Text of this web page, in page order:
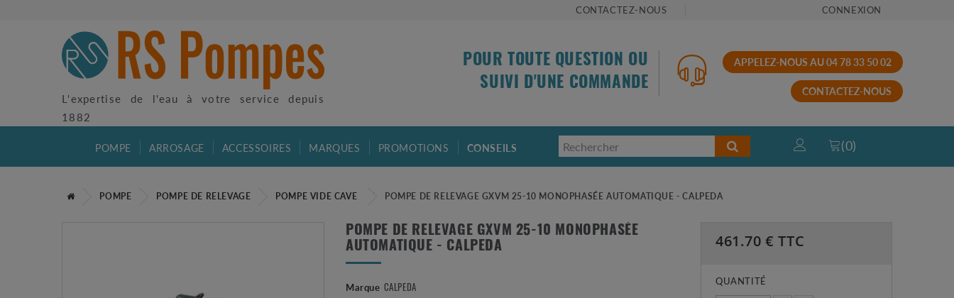
CONTACTEZ-NOUS CONNEXION
L'expertise de l'eau à votre service depuis
1882
POUR TOUTE QUESTION OU
SUIVI D'UNE COMMANDE
APPELEZ-NOUS AU 04 78 33 50 02
CONTACTEZ-NOUS
POMPE ARROSAGE ACCESSOIRES MARQUES PROMOTIONS CONSEILS (0)
POMPE POMPE DE RELEVAGE POMPE VIDE CAVE POMPE DE RELEVAGE GXVM 25-10 MONOPHASÉE AUTOMATIQUE - CALPEDA
POMPE DE RELEVAGE GXVM 25-10 MONOPHASÉE
AUTOMATIQUE - CALPEDA
Marque CALPEDA
461.70 € TTC
QUANTITÉ